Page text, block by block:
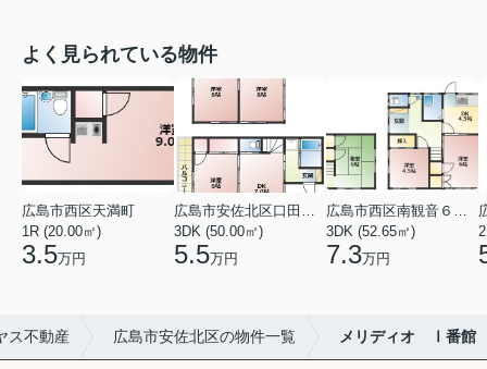
よく見られている物件
広島市西区天満町
1R (20.00㎡)
3.5万円
広島市安佐北区口田１丁目
3DK (50.00㎡)
5.5万円
広島市西区南観音６丁目
3DK (52.65㎡)
7.3万円
ス不動産 広島市安佐北区の物件一覧 メリディオ Ⅰ番館